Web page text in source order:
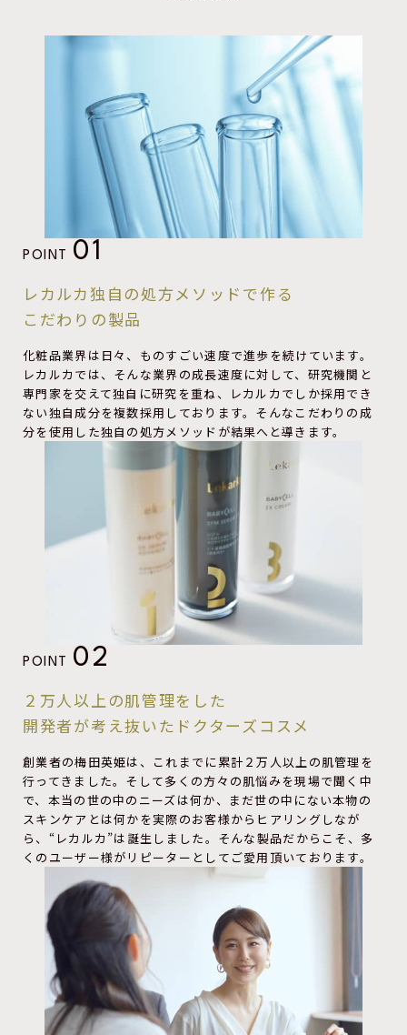
POINT 01
レカルカ独自の処方メソッドで作る
こだわりの製品
化粧品業界は日々、ものすごい速度で進歩を続けています。
レカルカでは、そんな業界の成長速度に対して、研究機関と
専門家を交えて独自に研究を重ね、レカルカでしか採用でき
ない独自成分を複数採用しております。そんなこだわりの成
分を使用した独自の処方メソッドが結果へと導きます。
POINT 02
２万人以上の肌管理をした
開発者が考え抜いたドクターズコスメ
創業者の梅田英姫は、これまでに累計２万人以上の肌管理を
行ってきました。そして多くの方々の肌悩みを現場で聞く中
で、本当の世の中のニーズは何か、まだ世の中にない本物の
スキンケアとは何かを実際のお客様からヒアリングしなが
ら、“レカルカ”は誕生しました。そんな製品だからこそ、多
くのユーザー様がリピーターとしてご愛用頂いております。